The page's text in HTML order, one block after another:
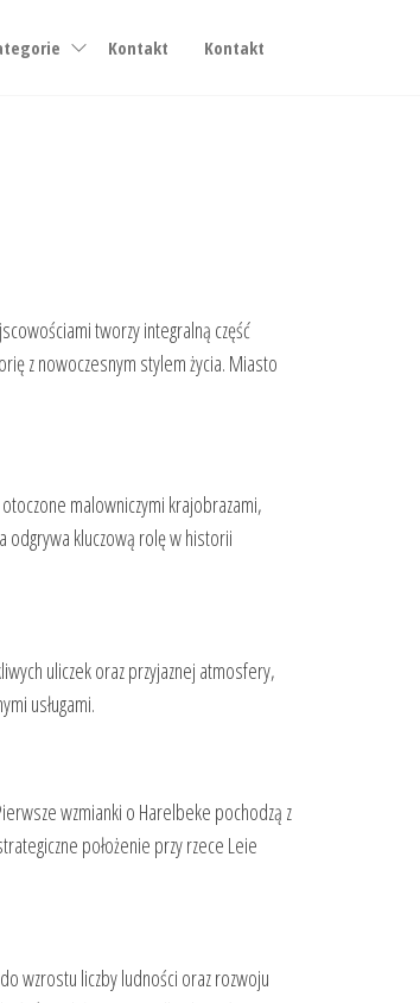
Kontakt Kontakt
tworzy integralną część
z nowoczesnym stylem życia. Miasto
malowniczymi krajobrazami,
odgrywa kluczową rolę w historii
uliczek oraz przyjaznej atmosfery,
usługami.
wzmianki o Harelbeke pochodzą z
położenie przy rzece Leie
wzrostu liczby ludności oraz rozwoju